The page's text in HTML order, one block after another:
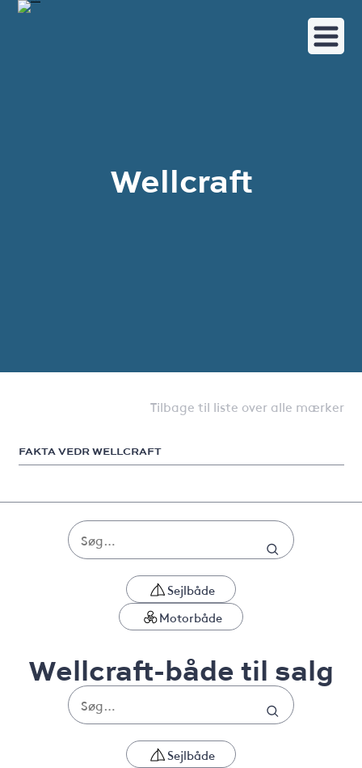
Wellcraft
Tilbage til liste over alle mærker
FAKTA VEDR WELLCRAFT
Sejlbåde
Motorbåde
Wellcraft-både til salg
Sejlbåde